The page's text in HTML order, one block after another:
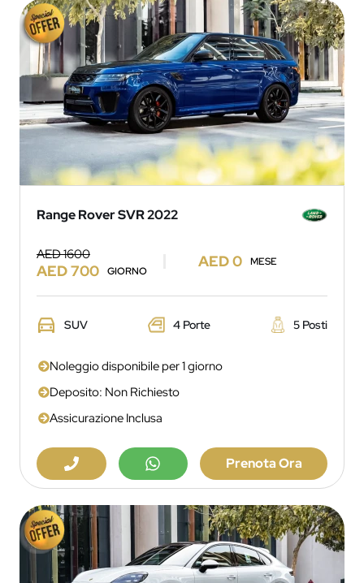
Range Rover SVR 2022
AED 1600
AED 700 GIORNO
AED 0 MESE
SUV 4 Porte 5 Posti
Noleggio disponibile per 1 giorno
Deposito: Non Richiesto
Assicurazione Inclusa
Prenota Ora